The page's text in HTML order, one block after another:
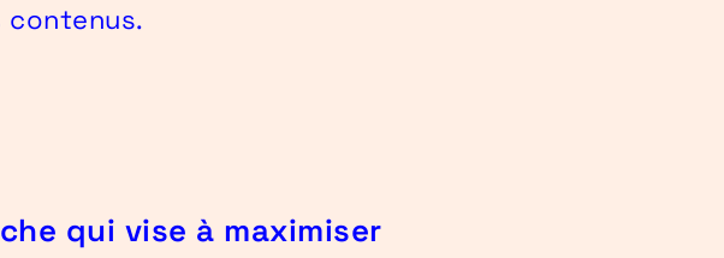
contenus.
qui vise à maximiser